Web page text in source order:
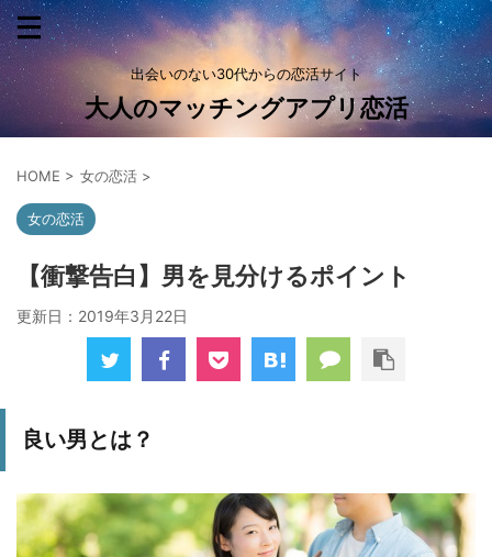
出会いのない30代からの恋活サイト
大人のマッチングアプリ恋活
HOME > 女の恋活 >
女の恋活
【衝撃告白】男を見分けるポイント
更新日： 2019年3月22日
良い男とは？